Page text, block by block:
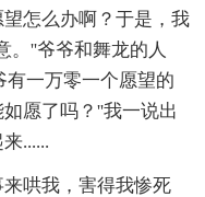
怎么办啊？于是，我
。''爷爷和舞龙的人
一万零一个愿望的
愿了吗？''我一说出
......
哄我，害得我惨死